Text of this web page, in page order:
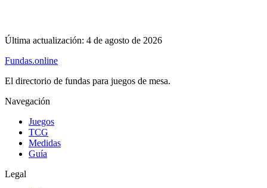
Última actualización: 4 de agosto de 2026
Fundas.online
El directorio de fundas para juegos de mesa.
Navegación
Juegos
TCG
Medidas
Guía
Legal